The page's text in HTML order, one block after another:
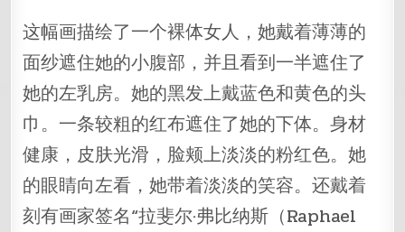
这幅画描绘了一个裸体女人，她戴着薄薄的
面纱遮住她的小腹部，并且看到一半遮住了
她的左乳房。她的黑发上戴蓝色和黄色的头
巾。一条较粗的红布遮住了她的下体。身材
健康，皮肤光滑，脸颊上淡淡的粉红色。她
的眼睛向左看，她带着淡淡的笑容。还戴着
刻有画家签名“拉斐尔·弗比纳斯（Raphael